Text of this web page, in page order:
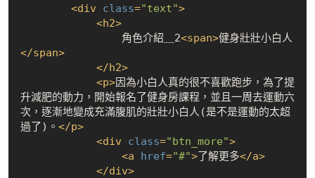
<div class="text">
<h2>
                角色介紹＿2
<span>
</span>
</h2>
<p>因為小白人真的很不喜歡跑步，為了提
升減肥的動力，開始報名了健身房課程，並且一周去運動六
次，逐漸地變成充滿腹肌的壯壯小白人(是不是運動的太超
過了)。 </p>
<div class="btn_more">
<a href="#">了解更多</a>
</div>